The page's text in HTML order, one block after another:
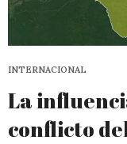
INTERNACIONAL
La
conflicto